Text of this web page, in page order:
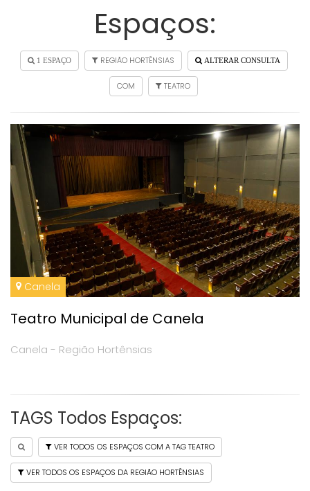
Espaços:
1 ESPAÇO REGIÃO HORTÊNSIAS ALTERAR CONSULTA
COM TEATRO
Canela
Teatro Municipal de Canela
Canela - Região Hortênsias
TAGS Todos Espaços:
VER TODOS OS ESPAÇOS COM A TAG TEATRO
VER TODOS OS ESPAÇOS DA REGIÃO HORTÊNSIAS